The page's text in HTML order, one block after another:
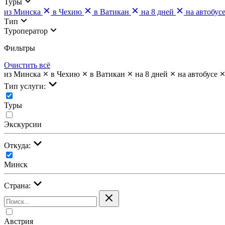
из Минска
в Чехию в Ватикан на 8 дней
на автобусе
Тип
Туроператор
Фильтры
Очистить всё
из Минска
в Чехию в Ватикан на 8 дней
на автобусе
Тип услуги:
Туры
Экскурсии
Откуда:
Минск
Страна:
Австрия